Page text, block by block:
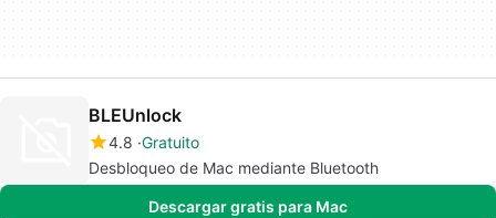
BLEUnlock
4.8 Gratuito
Desbloqueo de Mac mediante Bluetooth
Descargar gratis para Mac